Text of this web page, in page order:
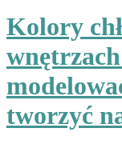
Kolory
tworzyć